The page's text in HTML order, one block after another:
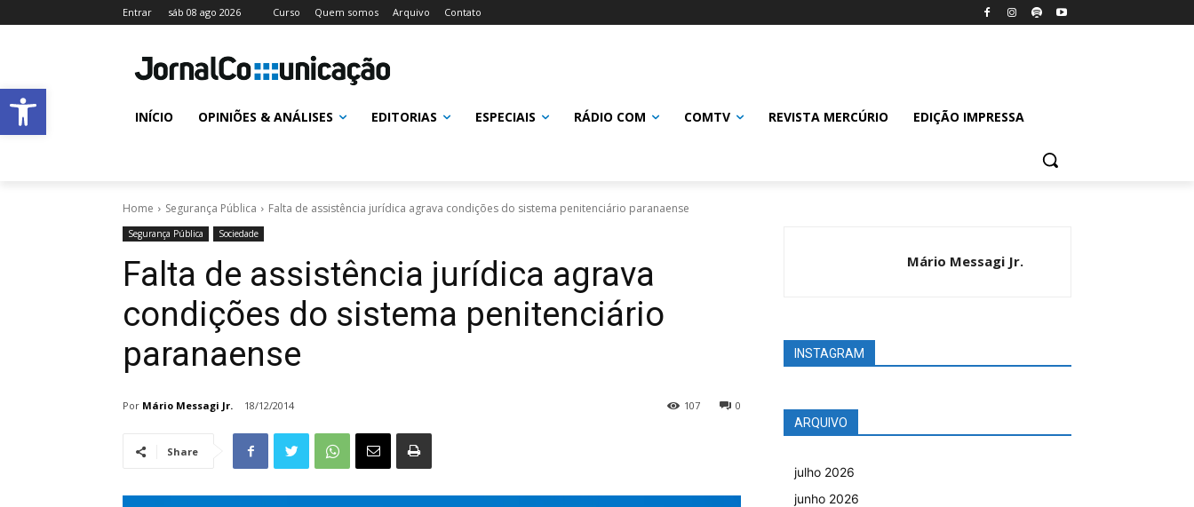
Abrir a barra de ferramentas
Entrar sáb 08 ago 2026 Curso Quem somos Arquivo Contato
INÍCIO OPINIÕES & ANÁLISES EDITORIAS ESPECIAIS RÁDIO COM COMTV REVISTA MERCÚRIO EDIÇÃO IMPRESSA
Home Segurança Pública Falta de assistência jurídica agrava condições do sistema penitenciário paranaense
Segurança Pública Sociedade
Falta de assistência jurídica agrava
condições do sistema penitenciário
paranaense
Por Mário Messagi Jr. 18/12/2014 0
107
Share
Mário Messagi Jr.
INSTAGRAM
ARQUIVO
julho 2026
junho 2026